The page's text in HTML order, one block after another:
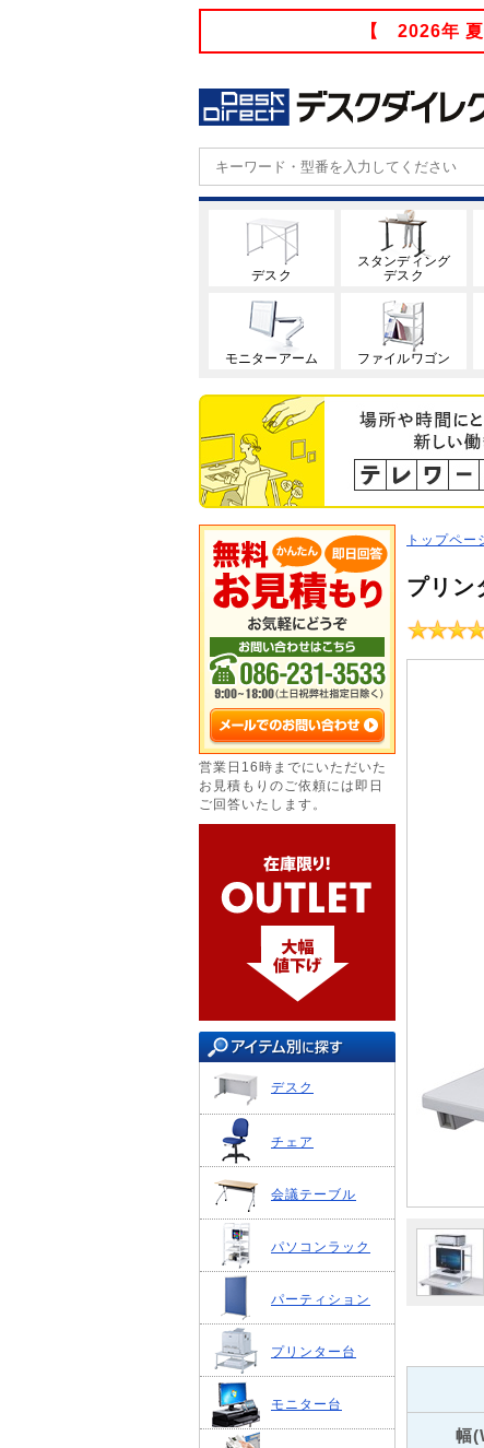
【 2026年
デスク
スタンディング
デスク
モニターアーム ファイルワゴン
営業日16時までにいただいた
お見積もりのご依頼には即日
ご回答いたします。
デスク
チェア
会議テーブル
パソコンラック
パーティション
プリンター台
モニター台
トップペー
プリン
幅